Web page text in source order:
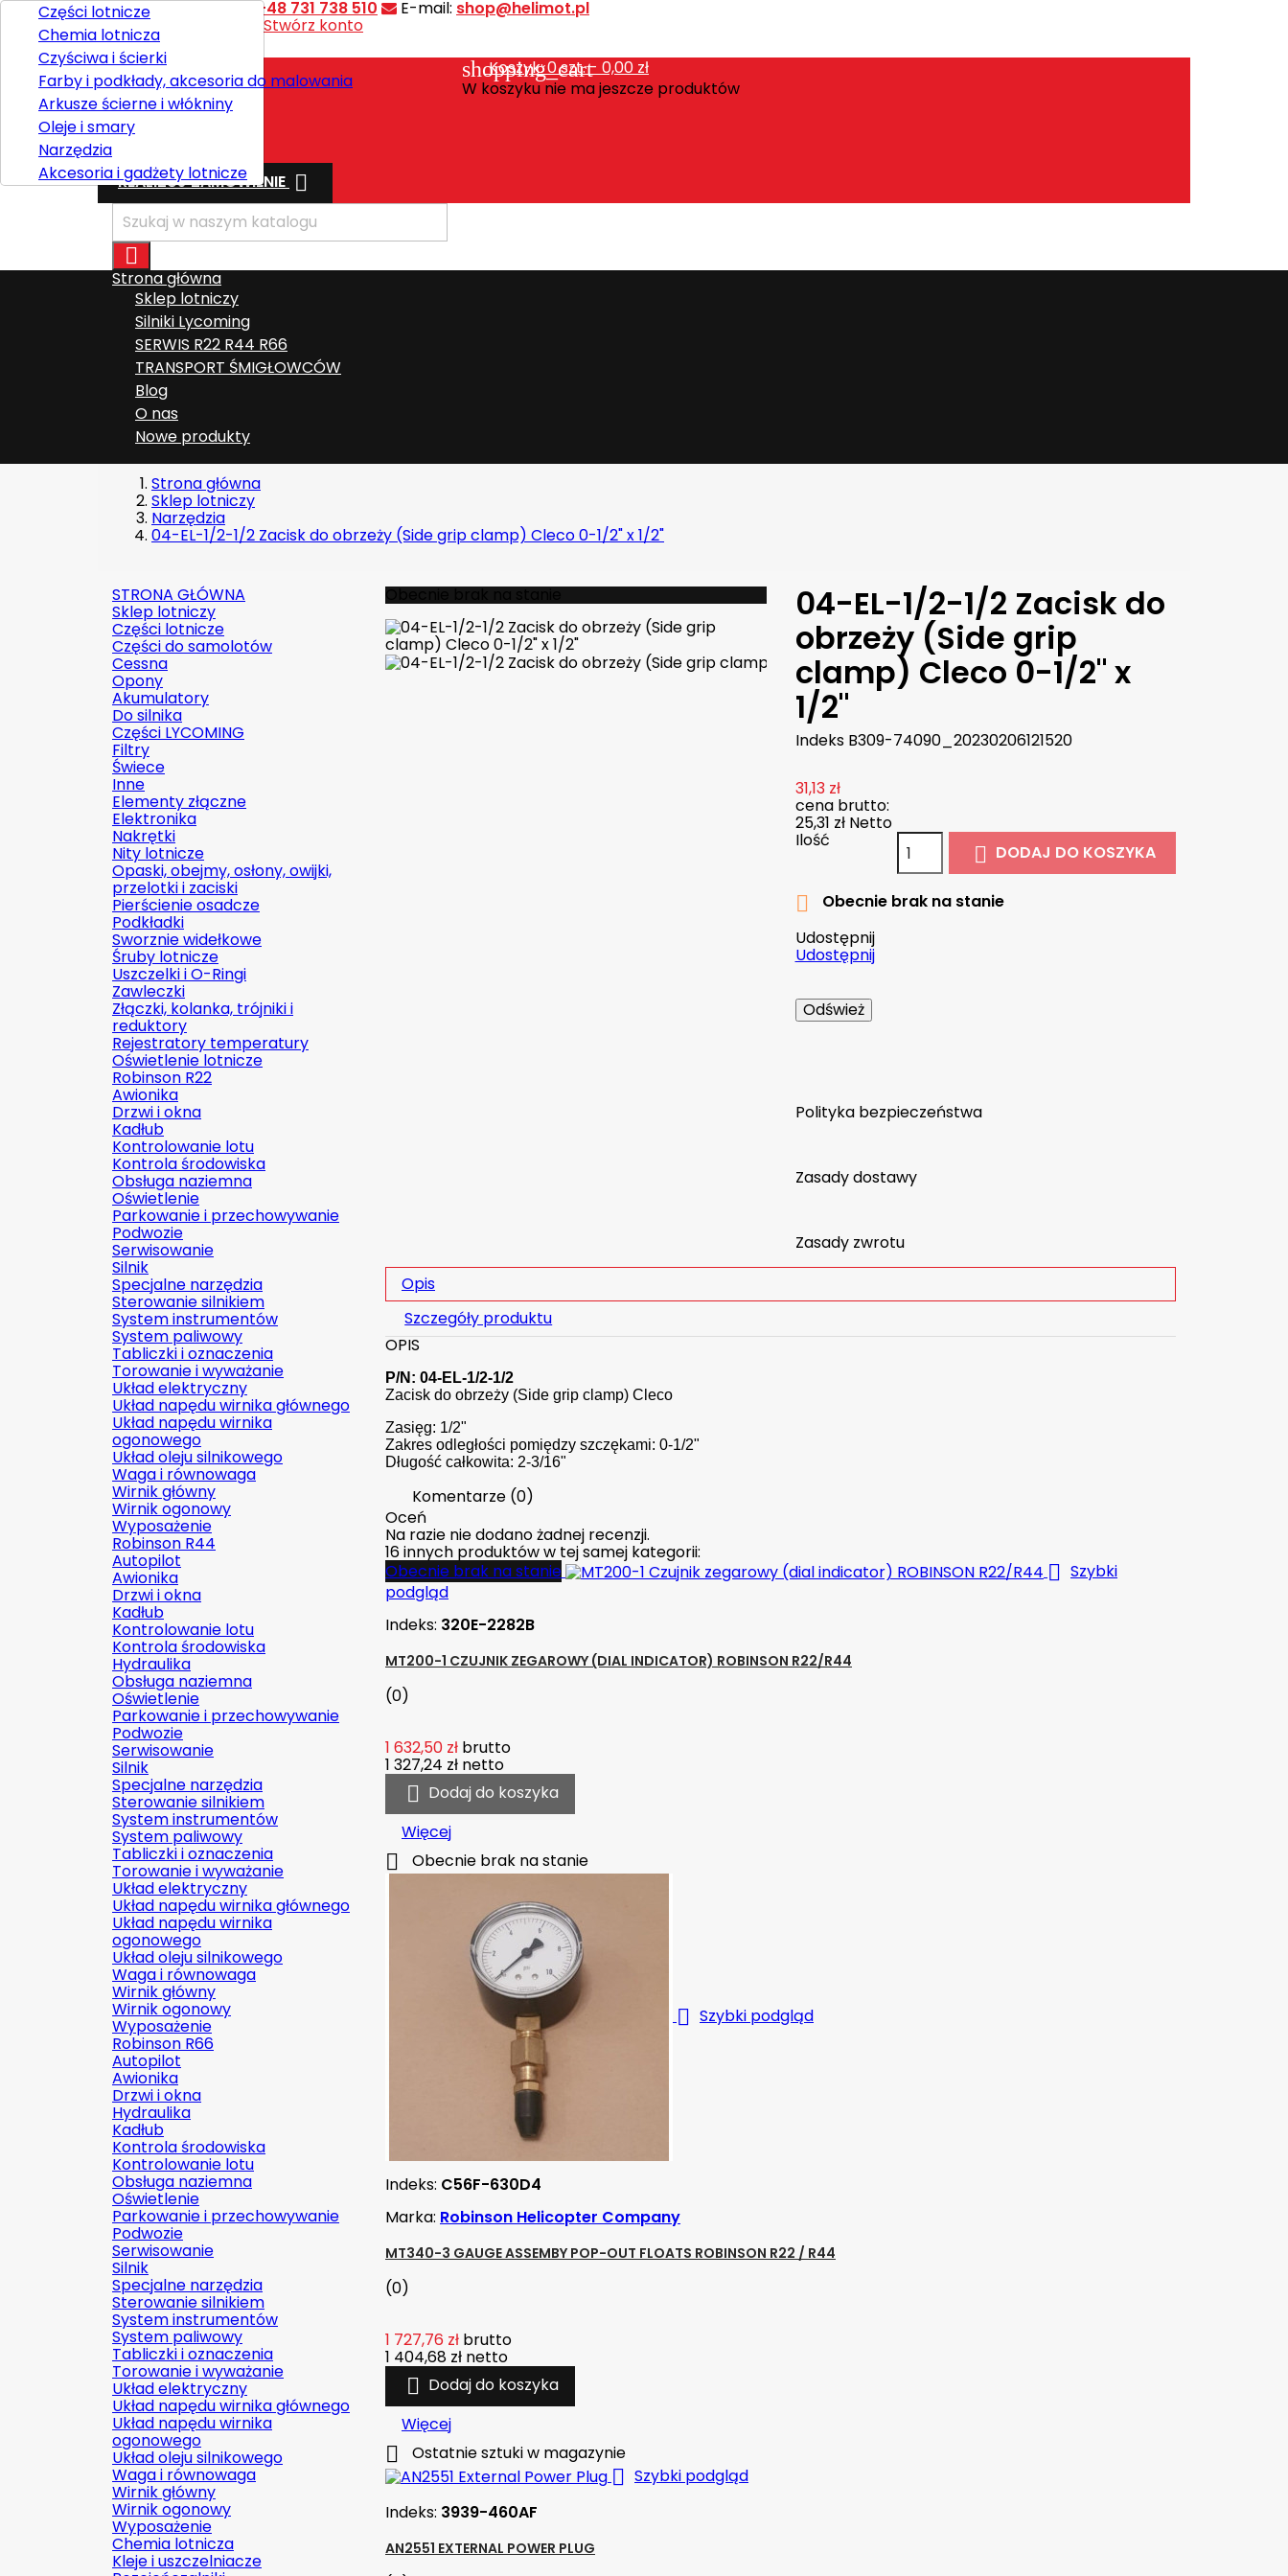
Kontakt Telefon:+48 731 738 510 E-mail: shop@helimot.pl
Witaj,
Stwórz konto
Polski
shopping_cart
Koszyk:0szt. - 0,00 zł
W koszyku nie ma jeszcze produktów
Wysyłka
Razem
REALIZUJ ZAMÓWIENIE 

Strona główna
Sklep lotniczy
Części lotnicze
Chemia lotnicza
Czyściwa i ścierki
Farby i podkłady, akcesoria do malowania
Arkusze ścierne i włókniny
Oleje i smary
Narzędzia
Akcesoria i gadżety lotnicze
Silniki Lycoming
SERWIS R22 R44 R66
TRANSPORT ŚMIGŁOWCÓW
Blog
O nas
Nowe produkty
Strona główna
Sklep lotniczy
Narzędzia
04-EL-1/2-1/2 Zacisk do obrzeży (Side grip clamp) Cleco 0-1/2" x 1/2"
STRONA GŁÓWNA
Sklep lotniczy
Części lotnicze
Części do samolotów
Cessna
Opony
Akumulatory
Do silnika
Części LYCOMING
Filtry
Świece
Inne
Elementy złączne
Elektronika
Nakrętki
Nity lotnicze
Opaski, obejmy, osłony, owijki,
przelotki i zaciski
Pierścienie osadcze
Podkładki
Sworznie widełkowe
Śruby lotnicze
Uszczelki i O-Ringi
Zawleczki
Złączki, kolanka, trójniki i
reduktory
Rejestratory temperatury
Oświetlenie lotnicze
Robinson R22
Awionika
Drzwi i okna
Kadłub
Kontrolowanie lotu
Kontrola środowiska
Obsługa naziemna
Oświetlenie
Parkowanie i przechowywanie
Podwozie
Serwisowanie
Silnik
Specjalne narzędzia
Sterowanie silnikiem
System instrumentów
System paliwowy
Tabliczki i oznaczenia
Torowanie i wyważanie
Układ elektryczny
Układ napędu wirnika głównego
Układ napędu wirnika
ogonowego
Układ oleju silnikowego
Waga i równowaga
Wirnik główny
Wirnik ogonowy
Wyposażenie
Robinson R44
Autopilot
Awionika
Drzwi i okna
Kadłub
Kontrolowanie lotu
Kontrola środowiska
Hydraulika
Obsługa naziemna
Oświetlenie
Parkowanie i przechowywanie
Podwozie
Serwisowanie
Silnik
Specjalne narzędzia
Sterowanie silnikiem
System instrumentów
System paliwowy
Tabliczki i oznaczenia
Torowanie i wyważanie
Układ elektryczny
Układ napędu wirnika głównego
Układ napędu wirnika
ogonowego
Układ oleju silnikowego
Waga i równowaga
Wirnik główny
Wirnik ogonowy
Wyposażenie
Robinson R66
Autopilot
Awionika
Drzwi i okna
Hydraulika
Kadłub
Kontrola środowiska
Kontrolowanie lotu
Obsługa naziemna
Oświetlenie
Parkowanie i przechowywanie
Podwozie
Serwisowanie
Silnik
Specjalne narzędzia
Sterowanie silnikiem
System instrumentów
System paliwowy
Tabliczki i oznaczenia
Torowanie i wyważanie
Układ elektryczny
Układ napędu wirnika głównego
Układ napędu wirnika
ogonowego
Układ oleju silnikowego
Waga i równowaga
Wirnik główny
Wirnik ogonowy
Wyposażenie
Chemia lotnicza
Kleje i uszczelniacze
04-EL-1/2-1/2 Zacisk do
obrzeży (Side grip
clamp) Cleco 0-1/2" x
1/2"
Indeks B309-74090_20230206121520
31,13 zł
cena brutto:
25,31 zł Netto
Ilość
 DODAJ DO KOSZYKA

Obecnie brak na stanie
Udostępnij
Udostępnij
Polityka bezpieczeństwa
Zasady dostawy
Zasady zwrotu
Opis
Szczegóły produktu
OPIS
P/N: 04-EL-1/2-1/2
Zacisk do obrzeży (Side grip clamp) Cleco
Zasięg: 1/2"
Zakres odległości pomiędzy szczękami: 0-1/2"
Długość całkowita: 2-3/16"
Komentarze (0)
Oceń
Na razie nie dodano żadnej recenzji.
16 innych produktów w tej samej kategorii:
Obecnie brak na stanie
 Szybki
podgląd
Indeks: 320E-2282B
MT200-1 CZUJNIK ZEGAROWY (DIAL INDICATOR) ROBINSON R22/R44
(0)
1 632,50 zł brutto
1 327,24 zł netto
 Dodaj do koszyka
Więcej
 Obecnie brak na stanie
 Szybki podgląd
Indeks: C56F-630D4
Marka: Robinson Helicopter Company
MT340-3 GAUGE ASSEMBY POP-OUT FLOATS ROBINSON R22 / R44
(0)
1 727,76 zł brutto
1 404,68 zł netto
 Dodaj do koszyka
Więcej
 Ostatnie sztuki w magazynie
 Szybki podgląd
Indeks: 3939-460AF
AN2551 EXTERNAL POWER PLUG